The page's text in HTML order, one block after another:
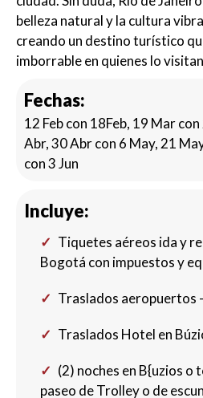
belleza natural y la cultura
creando un destino turístico
imborrable en quienes lo
Fechas:
12 Feb con 18Feb, 19 Mar
Abr, 30 Abr con 6 May, 21
con 3 Jun
Incluye:
Tiquetes aéreos ida y
Bogotá con impuestos y
Traslados aeropuertos
Traslados Hotel en
(2) noches en B{uzios o
paseo de Trolley o de